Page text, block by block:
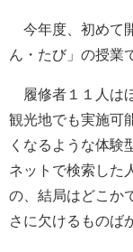
今年度、初めて
ん・たび」の授業
履修者１１人は
観光地でも実施可
くなるような体験
ネットで検索した
の、結局はどこか
さに欠けるものば